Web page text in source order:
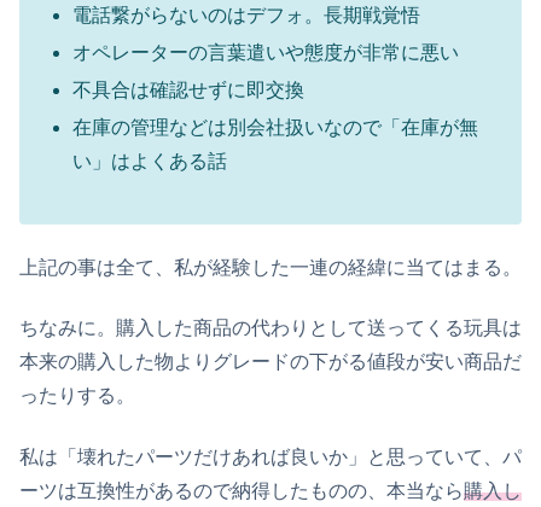
電話繋がらないのはデフォ。長期戦覚悟
オペレーターの言葉遣いや態度が非常に悪い
不具合は確認せずに即交換
在庫の管理などは別会社扱いなので「在庫が無
い」はよくある話
上記の事は全て、私が経験した一連の経緯に当てはまる。
ちなみに。購入した商品の代わりとして送ってくる玩具は
本来の購入した物よりグレードの下がる値段が安い商品だ
ったりする。
私は「壊れたパーツだけあれば良いか」と思っていて、パ
ーツは互換性があるので納得したものの、本当なら購入し